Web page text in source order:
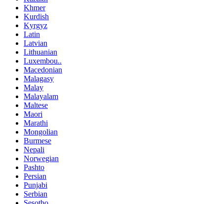
Khmer
Kurdish
Kyrgyz
Latin
Latvian
Lithuanian
Luxembou..
Macedonian
Malagasy
Malay
Malayalam
Maltese
Maori
Marathi
Mongolian
Burmese
Nepali
Norwegian
Pashto
Persian
Punjabi
Serbian